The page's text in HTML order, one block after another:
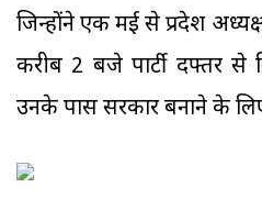
जिन्होंने एक मई से प्रदेश
करीब 2 बजे पार्टी दफ्तर से
उनके पास सरकार बनाने के